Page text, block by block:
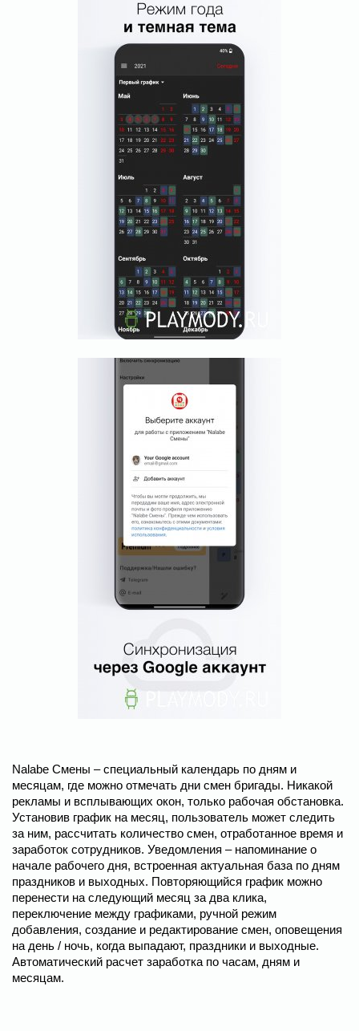
Nalabe Смены – специальный календарь по дням и
месяцам, где можно отмечать дни смен бригады. Никакой
рекламы и всплывающих окон, только рабочая обстановка.
Установив график на месяц, пользователь может следить
за ним, рассчитать количество смен, отработанное время и
заработок сотрудников. Уведомления – напоминание о
начале рабочего дня, встроенная актуальная база по дням
праздников и выходных. Повторяющийся график можно
перенести на следующий месяц за два клика,
переключение между графиками, ручной режим
добавления, создание и редактирование смен, оповещения
на день / ночь, когда выпадают, праздники и выходные.
Автоматический расчет заработка по часам, дням и
месяцам.